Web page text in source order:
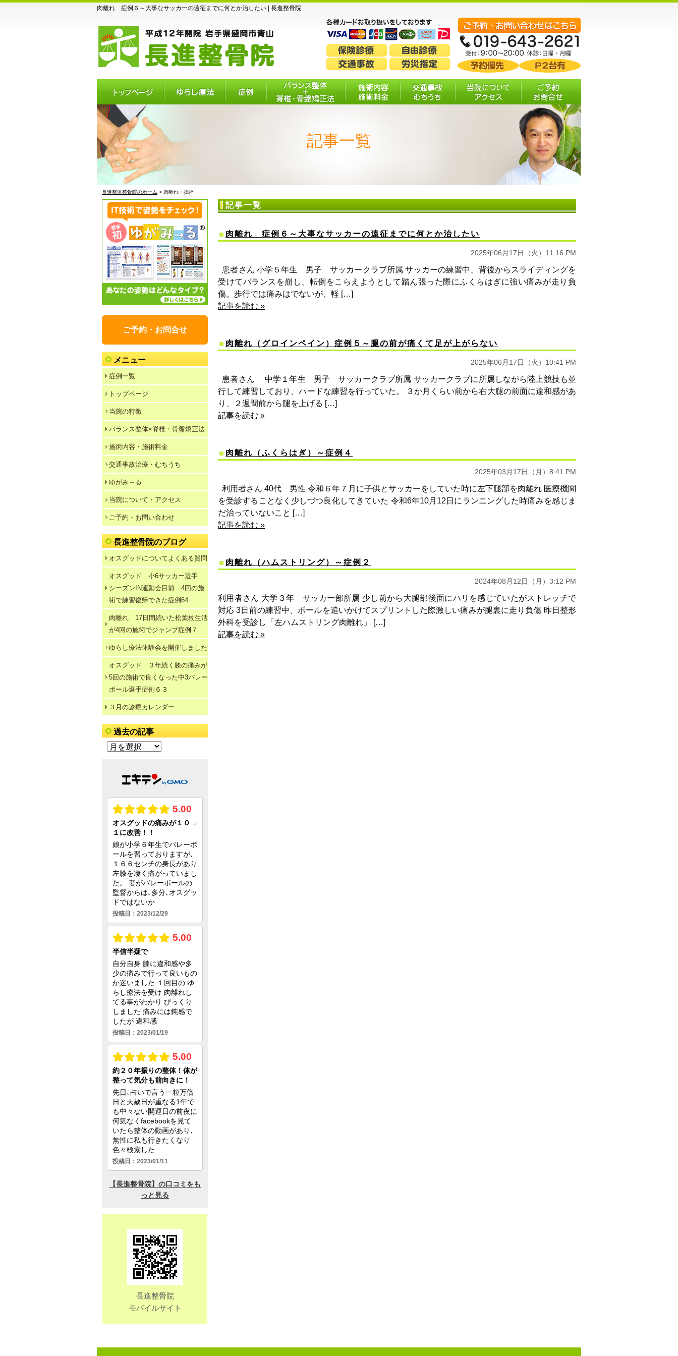
肉離れ 症例６～大事なサッカーの遠征までに何とか治したい | 長進整骨院
ゆらし療法 症例
バランス整体＋脊
椎・骨盤矯正法
施術内容・施
術料金
交通事故・む
ちうち
当院について・ア
クセス
ご予約 お問合せ
記事一覧
長進整体整骨院のホーム > 肉離れ・捻挫
記事一覧
肉離れ 症例６～大事なサッカーの遠征までに何とか治したい
2025年06月17日（火）11:16 PM
患者さん 小学５年生 男子 サッカークラブ所属 サッカーの練習中、背後からスライディングを
受けてバランスを崩し、転倒をこらえようとして踏ん張った際にふくらはぎに強い痛みが走り負
傷。歩行では痛みはでないが、軽 […]
記事を読む »
肉離れ（グロインペイン）症例５～腿の前が痛くて足が上がらない
2025年06月17日（火）10:41 PM
患者さん 中学１年生 男子 サッカークラブ所属 サッカークラブに所属しながら陸上競技も並
行して練習しており、ハードな練習を行っていた。 ３か月くらい前から右大腿の前面に違和感があ
り、２週間前から腿を上げる […]
記事を読む »
肉離れ（ふくらはぎ）～症例４
2025年03月17日（月）8:41 PM
利用者さん 40代 男性 令和６年７月に子供とサッカーをしていた時に左下腿部を肉離れ 医療機関
を受診することなく少しづつ良化してきていた 令和6年10月12日にランニングした時痛みを感じま
だ治っていないこと […]
記事を読む »
肉離れ（ハムストリング）～症例２
2024年08月12日（月）3:12 PM
利用者さん 大学３年 サッカー部所属 少し前から大腿部後面にハリを感じていたがストレッチで
対応 3日前の練習中、ボールを追いかけてスプリントした際激しい痛みが腿裏に走り負傷 昨日整形
外科を受診し「左ハムストリング肉離れ」 […]
記事を読む »
ご予約・お問合せ
メニュー
症例一覧
トップページ
当院の特徴
バランス整体×脊椎・骨盤矯正法
施術内容・施術料金
交通事故治療・むちうち
ゆがみ～る
当院について・アクセス
ご予約・お問い合わせ
長進整骨院のブログ
オスグッドについてよくある質問
オスグッド 小6サッカー選手
シーズンIN運動会目前 4回の施
術で練習復帰できた症例64
肉離れ 17日間続いた松葉杖生活
が4回の施術でジャンプ症例７
ゆらし療法体験会を開催しました
オスグッド ３年続く膝の痛みが
5回の施術で良くなった中3バレー
ボール選手症例６３
３月の診療カレンダー
過去の記事
長進整骨院
モバイルサイト